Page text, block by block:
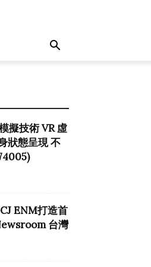
擬技術 VR 虛
狀態呈現 不
ENM打造首
台灣